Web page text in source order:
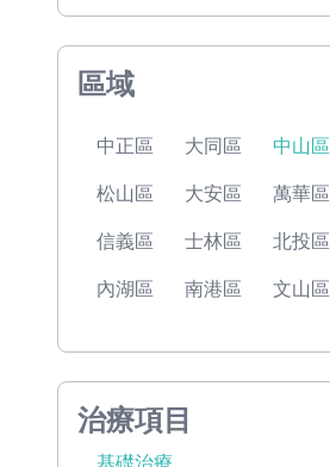
區域
中正區 大同區 中山區
松山區 大安區 萬華區
信義區 士林區 北投區
內湖區 南港區 文山區
治療項目
基礎治療